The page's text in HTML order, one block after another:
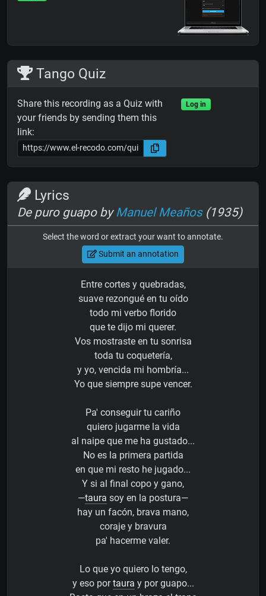
Tango Quiz
Share this recording as a Quiz with
your friends by sending them this
link:
Log in
Lyrics
De puro guapo byManuel Meaños(1935)
Select the word or extract your want to annotate.
Submit an annotation
Entre cortes y quebradas,
suave rezongué en tu oído
todo mi verbo florido
que te dijo mi querer.
Vos mostraste en tu sonrisa
toda tu coquetería,
y yo, vencida mi hombría...
Yo que siempre supe vencer.
Pa' conseguir tu cariño
quiero jugarme la vida
al naipe que me ha gustado...
No es la primera partida
en que mi resto he jugado...
Y si al final copo y gano,
—taura soy en la postura—
hay un facón, brava mano,
coraje y bravura
pa' hacerme valer.
Lo que yo quiero lo tengo,
y eso portaura y por guapo...